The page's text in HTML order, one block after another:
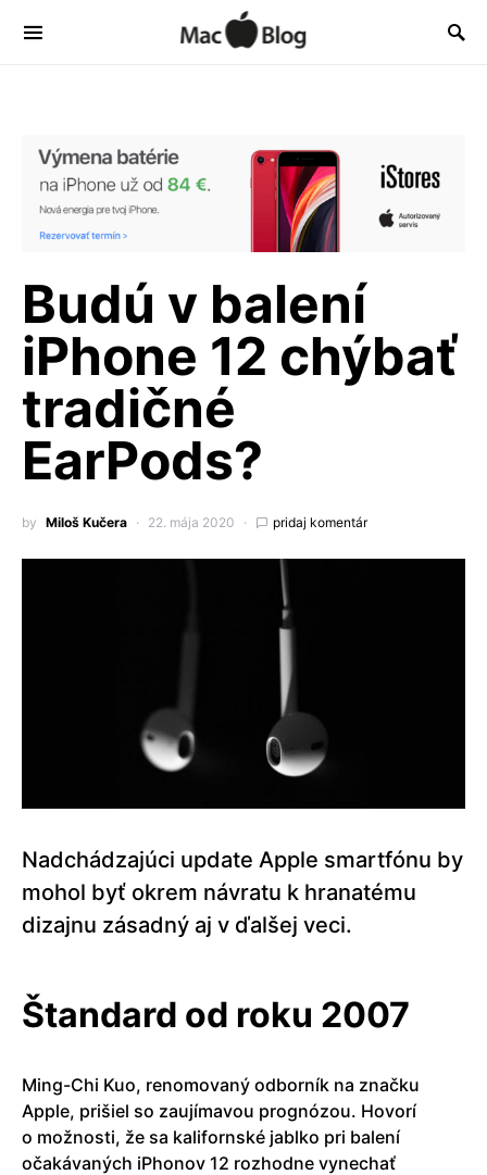
Budú v balení
iPhone 12 chýbať
tradičné
EarPods?
by Miloš Kučera 22. mája 2020 pridaj komentár
Nadchádzajúci update Apple smartfónu by
mohol byť okrem návratu k hranatému
dizajnu zásadný aj v ďalšej veci.
Štandard od roku 2007
Ming-Chi Kuo, renomovaný odborník na značku
Apple, prišiel so zaujímavou prognózou. Hovorí
o možnosti, že sa kalifornské jablko pri balení
očakávaných iPhonov 12 rozhodne vynechať